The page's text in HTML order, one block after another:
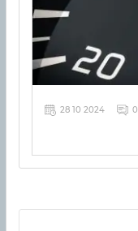
28 10 2024 0